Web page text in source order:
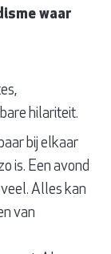
waar
hilariteit.
bij elkaar
is. Een avond
Alles kan
van